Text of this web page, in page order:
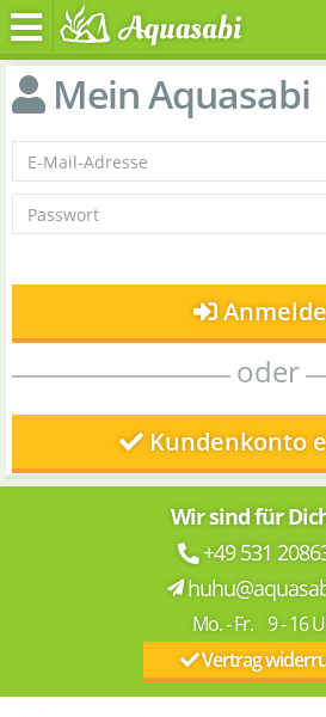
Mein Aquasabi
oder
Kundenkonto
Wir sind für
+49 531
Mo. - Fr. 9 - 16
Vertrag